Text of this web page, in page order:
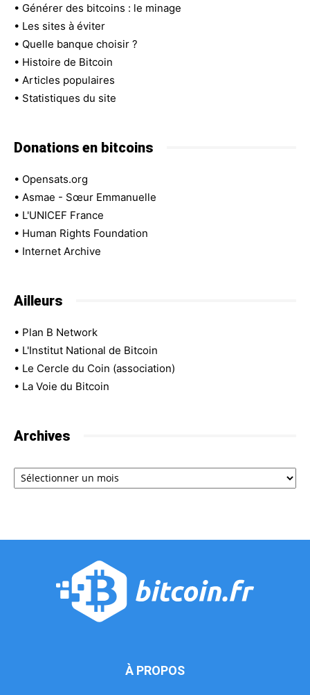
• Générer des bitcoins : le minage
• Les sites à éviter
• Quelle banque choisir ?
• Histoire de Bitcoin
• Articles populaires
• Statistiques du site
Donations en bitcoins
• Opensats.org
• Asmae - Sœur Emmanuelle
• L'UNICEF France
• Human Rights Foundation
• Internet Archive
Ailleurs
• Plan B Network
• L'Institut National de Bitcoin
• Le Cercle du Coin (association)
• La Voie du Bitcoin
Archives
Archives
À PROPOS